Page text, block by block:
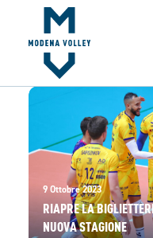
IL CLUB
NEWS
TICKETING
SUMMER CAMP
MV PARTNERS
PALAPANINI
GIOVANILI
ACADEMY
9 Ottobre 2023
RIAPRE LA
NUOVA STAGIONE